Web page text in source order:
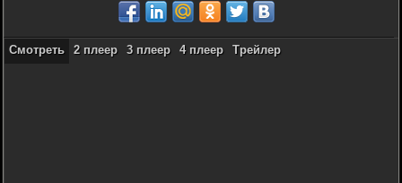
Смотреть 2 плеер 3 плеер 4 плеер Трейлер